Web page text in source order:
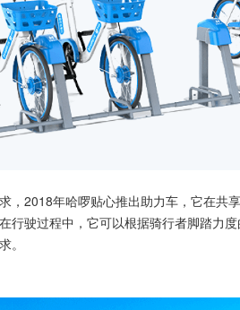
，2018年哈啰贴心推出助力车，它在共
行驶过程中，它可以根据骑行者脚踏力
。